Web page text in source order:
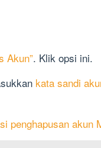
Akun”. Klik opsi ini.
kata sandi
penghapusan akun